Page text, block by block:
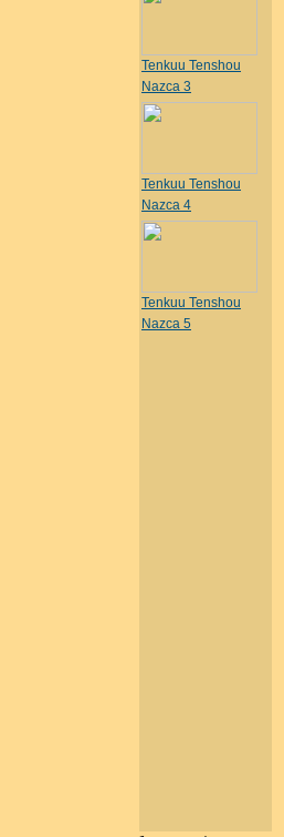
Tenkuu Tenshou
Nazca 3
Tenkuu Tenshou
Nazca 4
Tenkuu Tenshou
Nazca 5